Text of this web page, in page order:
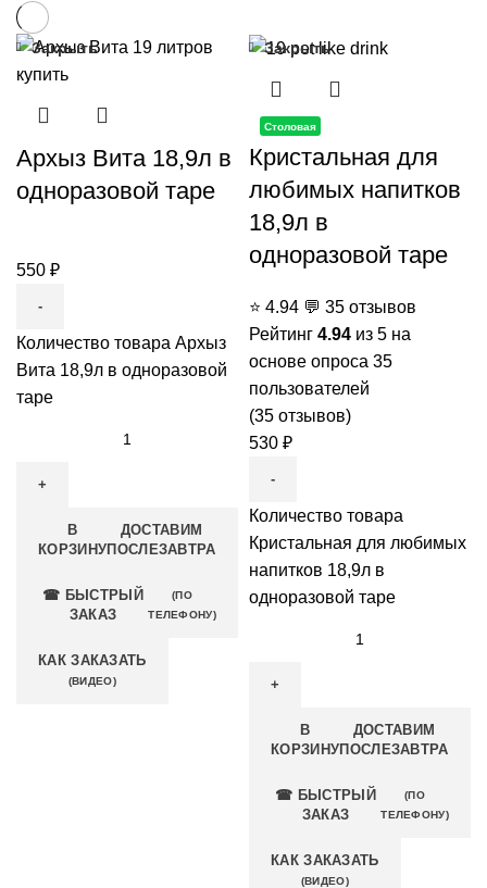
Закрыть
Архыз Вита 18,9л в
одноразовой таре
550 ₽
Количество товара Архыз
Вита 18,9л в одноразовой
таре
В
КОРЗИНУ
ДОСТАВИМ
ПОСЛЕЗАВТРА
☎ БЫСТРЫЙ
ЗАКАЗ
(ПО
ТЕЛЕФОНУ)
КАК ЗАКАЗАТЬ
(ВИДЕО)
Закрыть
Столовая
Кристальная для
любимых напитков
18,9л в
одноразовой таре
⭐ 4.94 💬 35 отзывов
Рейтинг 4.94 из 5 на
основе опроса 35
пользователей
(35 отзывов)
530 ₽
Количество товара
Кристальная для любимых
напитков 18,9л в
одноразовой таре
В
КОРЗИНУ
ДОСТАВИМ
ПОСЛЕЗАВТРА
☎ БЫСТРЫЙ
ЗАКАЗ
(ПО
ТЕЛЕФОНУ)
КАК ЗАКАЗАТЬ
(ВИДЕО)